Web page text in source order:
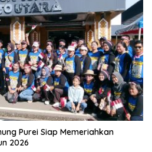
Purei Siap Memeriahkan
2026